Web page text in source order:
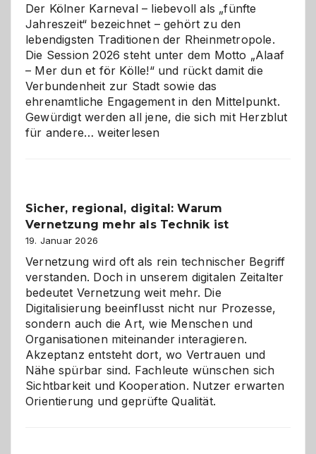
Der Kölner Karneval – liebevoll als „fünfte
Jahreszeit“ bezeichnet – gehört zu den
lebendigsten Traditionen der Rheinmetropole.
Die Session 2026 steht unter dem Motto „Alaaf
– Mer dun et för Kölle!“ und rückt damit die
Verbundenheit zur Stadt sowie das
ehrenamtliche Engagement in den Mittelpunkt.
Gewürdigt werden all jene, die sich mit Herzblut
für andere…Kölner
ein
dreifaches
Alaaf!
weiterlesen
Sicher, regional, digital: Warum
Vernetzung mehr als Technik ist
19. Januar 2026
Vernetzung wird oft als rein technischer Begriff
verstanden. Doch in unserem digitalen Zeitalter
bedeutet Vernetzung weit mehr. Die
Digitalisierung beeinflusst nicht nur Prozesse,
sondern auch die Art, wie Menschen und
Organisationen miteinander interagieren.
Akzeptanz entsteht dort, wo Vertrauen und
Nähe spürbar sind. Fachleute wünschen sich
Sichtbarkeit und Kooperation. Nutzer erwarten
Orientierung und geprüfte Qualität.